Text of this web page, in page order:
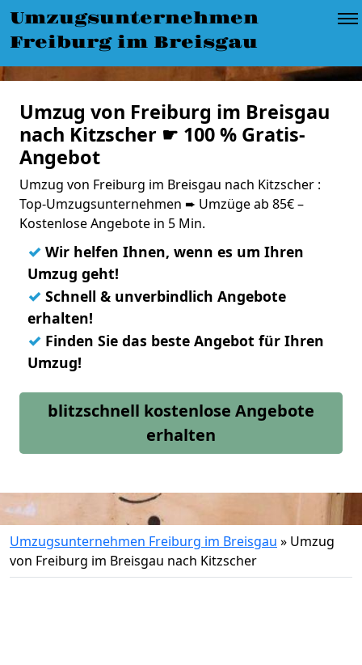
Umzugsunternehmen
Freiburg im Breisgau
Umzug von Freiburg im Breisgau
nach Kitzscher ☛ 100 % Gratis-
Angebot
Umzug von Freiburg im Breisgau nach Kitzscher :
Top-Umzugsunternehmen ➨ Umzüge ab 85€ –
Kostenlose Angebote in 5 Min.
✓ Wir helfen Ihnen, wenn es um Ihren
Umzug geht!
✓ Schnell & unverbindlich Angebote
erhalten!
✓ Finden Sie das beste Angebot für Ihren
Umzug!
blitzschnell kostenlose Angebote
erhalten
Umzugsunternehmen Freiburg im Breisgau » Umzug
von Freiburg im Breisgau nach Kitzscher